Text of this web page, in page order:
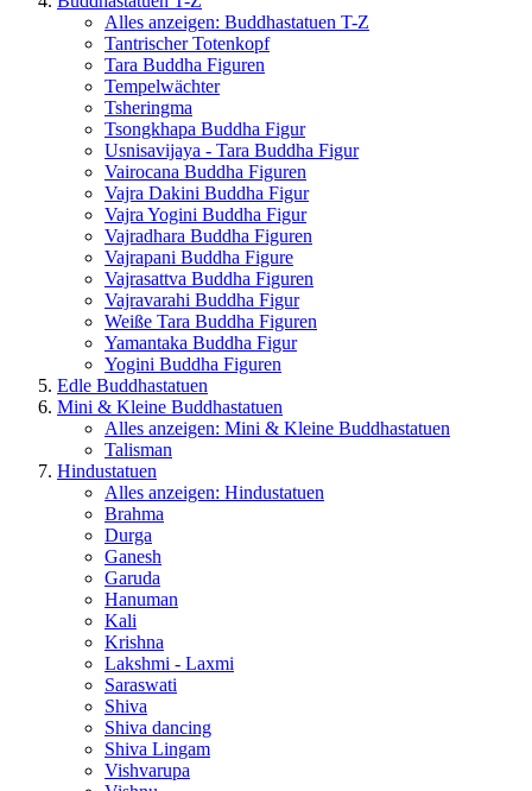
Alles anzeigen: Buddhastatuen T-Z
Tantrischer Totenkopf
Tara Buddha Figuren
Tempelwächter
Tsheringma
Tsongkhapa Buddha Figur
Usnisavijaya - Tara Buddha Figur
Vairocana Buddha Figuren
Vajra Dakini Buddha Figur
Vajra Yogini Buddha Figur
Vajradhara Buddha Figuren
Vajrapani Buddha Figure
Vajrasattva Buddha Figuren
Vajravarahi Buddha Figur
Weiße Tara Buddha Figuren
Yamantaka Buddha Figur
Yogini Buddha Figuren
Edle Buddhastatuen
Mini & Kleine Buddhastatuen
Alles anzeigen: Mini & Kleine Buddhastatuen
Talisman
Hindustatuen
Alles anzeigen: Hindustatuen
Brahma
Durga
Ganesh
Garuda
Hanuman
Kali
Krishna
Lakshmi - Laxmi
Saraswati
Shiva
Shiva dancing
Shiva Lingam
Vishvarupa